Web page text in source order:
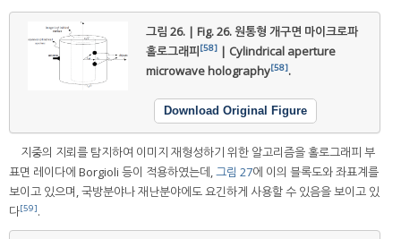
그림 26. | Fig. 26.원통형 개구면 마이크로파
홀로그래피[58]| Cylindrical aperture
microwave holography[58].
Download Original Figure
지중의 지뢰를 탐지하여 이미지 재형성하기 위한 알고리즘을 홀로그래피 부
표면 레이다에 Borgioli 등이 적용하였는데,그림 27에 이의 블록도와 좌표계를
보이고 있으며, 국방분야나 재난분야에도 요긴하게 사용할 수 있음을 보이고 있
다[59].